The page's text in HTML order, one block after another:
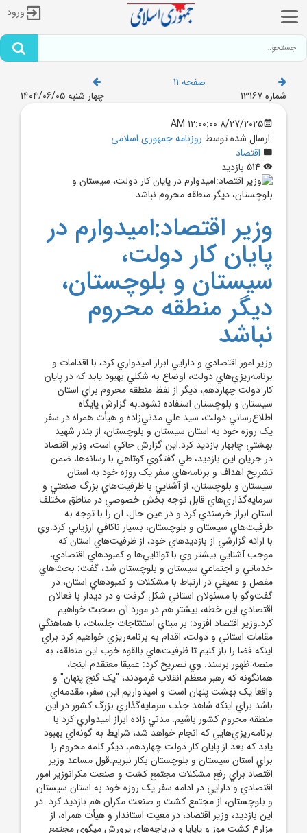
ورود
صفحه 11
شماره 13167
چهار شنبه 1404/06/05
8/27/2025 12:00:00 AM
ارسال شده توسط روزنامه جمهوری اسلامی
اقتصاد
وزير اقتصاد:اميدوارم در
پايان کار دولت،
سيستان و بلوچستان،
ديگر منطقه محروم
نباشد
وزير امور اقتصادي و دارايي ابراز اميدواري کرد، با اقدامات و
برنامه‌ريزي‌هاي دولت، اوضاع به شکلي بهبود يابد که در پايان
کار دولت چهاردهم، ديگر از لفظ منطقه محروم براي استان
سيستان و بلوچستان استفاده نشود.به گزارش پايگاه
اطلاع‌رساني دولت، سيد علي مدني‌زاده و هيأت همراه در سفر
يک روزه خود به استان سيستان و بلوچستان، از بندر شهيد
بهشتي چابهار بازديد کرد.اين گزارش حاکي است، وزير اقتصاد
در جريان اين بازديد، طي گفتگوي کوتاهي با رسانه‌ها، ضمن
تشريح اهداف و برنامه‌هاي سفر يک روزه خود به استان
سيستان و بلوچستان، از آشنايي با ظرفيت‌هاي بزرگ صنعتي و
سرمايه‌گذاري‌هاي قابل توجه بخش خصوصي در مناطق مختلف
استان ابراز خرسندي کرد و در عين حال، آن را با توجه به
ظرفيت‌هاي سيستان و بلوچستان، بسيار ناکافي ارزيابي کرد.وي
با ارائه گزارشي از بازديد‌هاي خود، از ظرفيت‌هاي استان که
موجب آشنايي بيشتر وي با توانايي‌ها و کمبودهاي اقتصادي،
خدماتي و اجتماعي سيستان و بلوچستان شد، گفت: بحث‌هاي
مفصل و عميقي در ارتباط با مشکلات و کمبودهاي استان، در
گفت‌وگو با مسئولان استاني شکل گرفت و در ديدار با فعالان
اقتصادي اين خطه، بيشتر هم در مورد آن صحبت خواهيم
کرد.وزير اقتصاد افزود: بر مبناي استنتاجات جلسات، با هماهنگي
مقامات استاني و دولت، اقدام به برنامه‌ريزي‌ خواهيم کرد براي
اينکه فضا را باز کنيم تا ظرفيت‌هاي بالقوه خوب اين منطقه، به
منصه ظهور برسند. وي تصريح کرد: عميقا معتقدم اينجا،
همانگونه که رهبر معظم انقلاب فرمودند، "يک گنج پنهان" و
واقعا يک بهشت پنهان است و اميدواريم اين سفر، مقدمه‌اي
باشد براي اينکه شاهد جذب سرمايه‌گذاري بزرگ کشور در اين
منطقه محروم کشور باشيم. مدني زاده ابراز اميدواري کرد با
برنامه‌ريزي‌هايي که انجام خواهد شد، شرايط به گونه‌اي بهبود
يابد که بعد از پايان کار دولت چهاردهم، ديگر کلمه محروم را
براي استان سيستان و بلوچستان بکار نبريم.قول مساعد وزير
اقتصاد براي رفع مشکلات مجتمع کشت و صنعت مکرانوزير امور
اقتصادي و دارايي در ادامه سفر يک روزه خود به استان سيستان
و بلوچستان، از مجتمع کشت و صنعت مکران هم بازديد کرد. در
اين بازديد، وزير اقتصاد، در معيت استاندار و هيأت همراه، از
مزارع کشت موز و پاپايا و درياچه‌هاي پرورش ميگوي مجتمع